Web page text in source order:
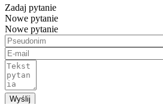
Zadaj pytanie
Nowe pytanie
Nowe pytanie
Wyślij